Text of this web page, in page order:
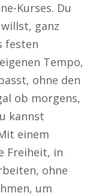
Kurses. Du
ganz
festen
Tempo,
ohne den
ob morgens,
kannst
einem
Freiheit, in
ohne
um